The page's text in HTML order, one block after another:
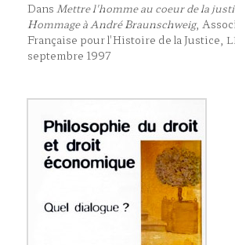
Dans Mettre l'homme au coeur de la
Hommage à André Braunschweig,
Française pour l'Histoire de la Justice,
septembre 1997